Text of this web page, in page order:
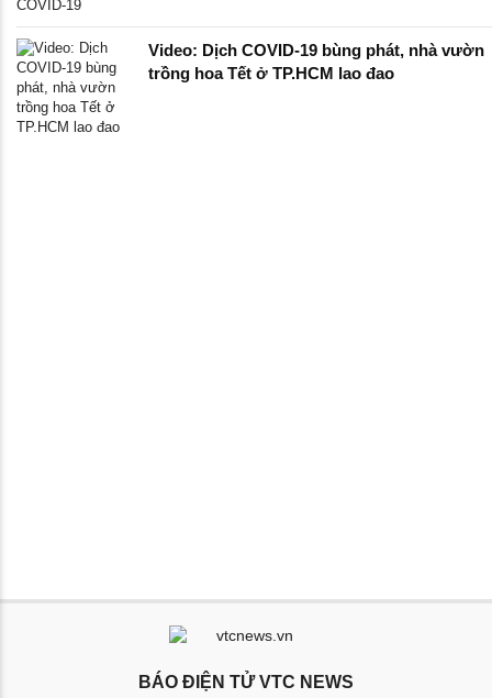
Video: Dịch COVID-19 bùng phát, nhà vườn
trồng hoa Tết ở TP.HCM lao đao
BÁO ĐIỆN TỬ VTC NEWS